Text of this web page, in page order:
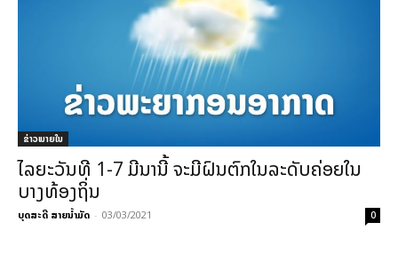
ຂ່າວພາຍ​ໃນ
ໄລຍະວັນທີ 1-7 ມີນານີ້ ຈະມີຝົນຕົກໃນລະດັບຄ່ອຍໃນ
ບາງທ້ອງຖິ່ນ
ບຸດສະດີ ສາຍນ້ຳມັດ - 03/03/2021 0